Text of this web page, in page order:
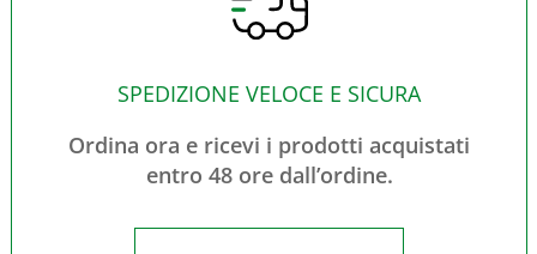
SPEDIZIONE VELOCE E SICURA
Ordina ora e ricevi i prodotti acquistati
entro 48 ore dall’ordine.